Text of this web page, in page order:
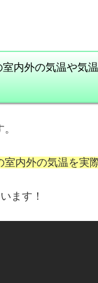
室内外の気温や気
室内外の気温を実
ます！